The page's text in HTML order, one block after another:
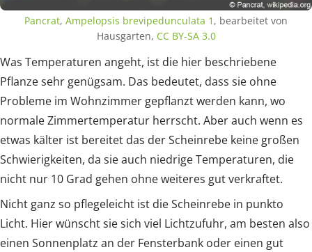
Pancrat, Ampelopsis brevipedunculata 1 , bearbeitet von
Hausgarten, CC BY-SA 3.0
Was Temperaturen angeht, ist die hier beschriebene
Pflanze sehr genügsam. Das bedeutet, dass sie ohne
Probleme im Wohnzimmer gepflanzt werden kann, wo
normale Zimmertemperatur herrscht. Aber auch wenn es
etwas kälter ist bereitet das der Scheinrebe keine großen
Schwierigkeiten, da sie auch niedrige Temperaturen, die
nicht nur 10 Grad gehen ohne weiteres gut verkraftet.
Nicht ganz so pflegeleicht ist die Scheinrebe in punkto
Licht. Hier wünscht sie sich viel Lichtzufuhr, am besten also
einen Sonnenplatz an der Fensterbank oder einen gut